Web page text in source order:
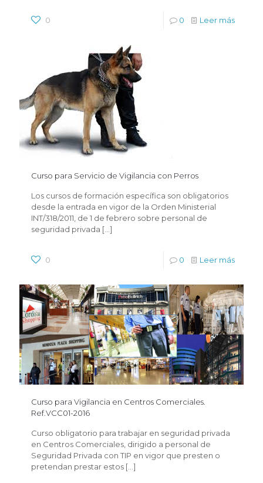
0 0 Leer más
Curso para Servicio de Vigilancia con Perros
Los cursos de formación específica son obligatorios
desde la entrada en vigor de la Orden Ministerial
INT/318/2011, de 1 de febrero sobre personal de
seguridad privada […]
0 0 Leer más
Curso para Vigilancia en Centros Comerciales.
Ref.VCC01-2016
Curso obligatorio para trabajar en seguridad privada
en Centros Comerciales, dirigido a personal de
Seguridad Privada con TIP en vigor que presten o
pretendan prestar estos […]